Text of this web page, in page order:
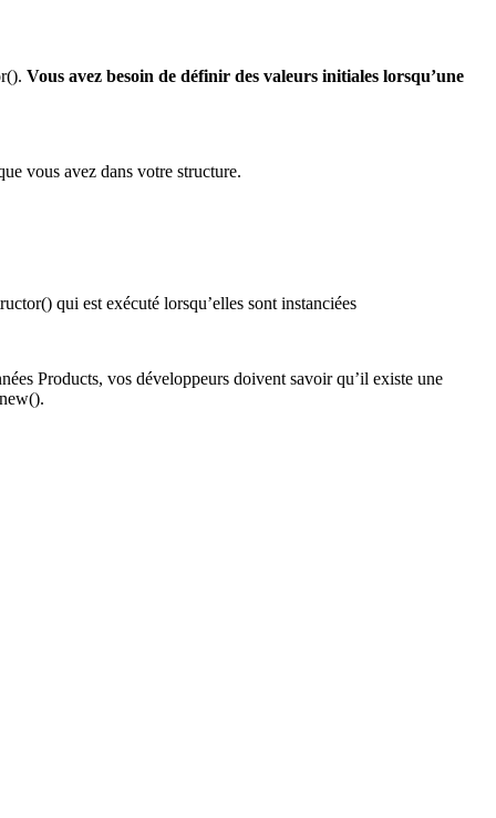
. Vous avez besoin de définir des valeurs initiales lorsqu’une
vous avez dans votre structure.
qui est exécuté lorsqu’elles sont instanciées
Products, vos développeurs doivent savoir qu’il existe une
new().